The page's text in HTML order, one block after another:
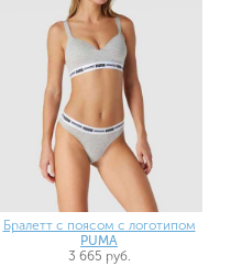
Бралетт с поясом с логотипом
PUMA
3 665 руб.